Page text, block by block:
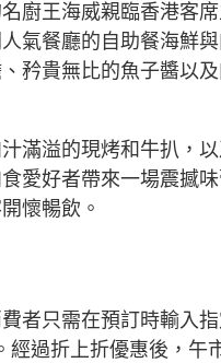
廚王海威親臨香港客
氣餐廳的自助餐海鮮
矜貴無比的魚子醬以
滿溢的現烤和牛扒，
愛好者帶來一場震撼
懷暢飲。
者只需在預訂時輸入
經過折上折優惠後，午